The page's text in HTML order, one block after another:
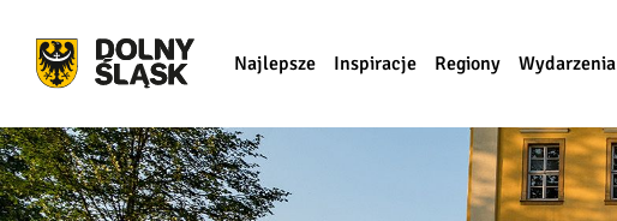
Najlepsze Inspiracje Regiony Wydarzenia